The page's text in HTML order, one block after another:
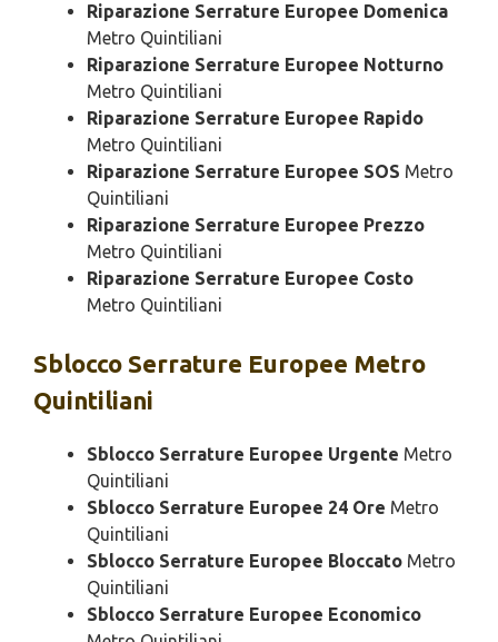
Riparazione Serrature Europee Domenica
Metro Quintiliani
Riparazione Serrature Europee Notturno
Metro Quintiliani
Riparazione Serrature Europee Rapido
Metro Quintiliani
Riparazione Serrature Europee SOS Metro
Quintiliani
Riparazione Serrature Europee Prezzo
Metro Quintiliani
Riparazione Serrature Europee Costo
Metro Quintiliani
Sblocco Serrature Europee Metro
Quintiliani
Sblocco Serrature Europee Urgente Metro
Quintiliani
Sblocco Serrature Europee 24 Ore Metro
Quintiliani
Sblocco Serrature Europee Bloccato Metro
Quintiliani
Sblocco Serrature Europee Economico